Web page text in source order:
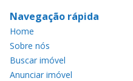
Navegação rápida
Home
Sobre nós
Buscar imóvel
Anunciar imóvel